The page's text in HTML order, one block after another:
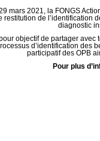
mars 2021, la FONGS
restitution de l’identification
diagnostic
objectif de partager
d’identification des
participatif des OPB
Pour plus